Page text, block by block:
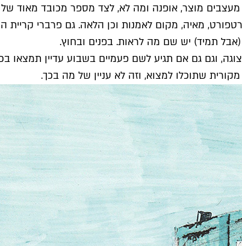
מוצר, אופנה ומה לא, לצד מספר מכובד מאוד
מאיה, מקום לאמנות וכן הלאה. גם פרברי
תמיד) יש שם מה לראות. בפנים ובחוץ.
וגם גם אם תגיע לשם פעמיים בשבוע עדיין
שתוכלו למצוא, וזה לא עניין של מה בכך.